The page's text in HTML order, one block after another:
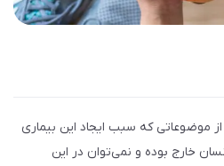
موضوعاتی که سبب ایجاد این بیماری
خارج بوده و نمی‌توان در این